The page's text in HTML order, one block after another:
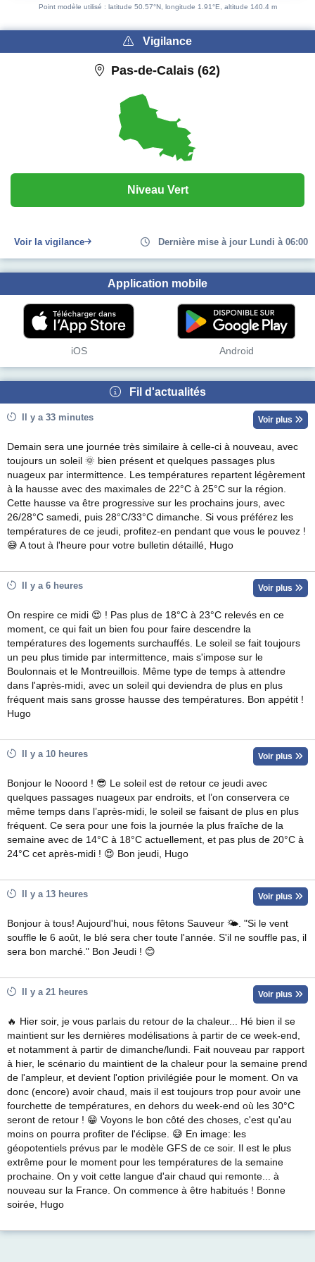
Point modèle utilisé : latitude 50.57°N, longitude 1.91°E, altitude 140.4 m
Vigilance
Pas-de-Calais (62)
Niveau Vert
Voir la vigilance Dernière mise à jour Lundi à 06:00
Application mobile
iOS Android
Fil d'actualités
Il y a 33 minutes Voir plus
Demain sera une journée très similaire à celle-ci à nouveau, avec
toujours un soleil 🌞 bien présent et quelques passages plus
nuageux par intermittence. Les températures repartent légèrement
à la hausse avec des maximales de 22°C à 25°C sur la région.
Cette hausse va être progressive sur les prochains jours, avec
26/28°C samedi, puis 28°C/33°C dimanche. Si vous préférez les
températures de ce jeudi, profitez-en pendant que vous le pouvez !
😅 A tout à l'heure pour votre bulletin détaillé, Hugo
Il y a 6 heures Voir plus
On respire ce midi 😍 ! Pas plus de 18°C à 23°C relevés en ce
moment, ce qui fait un bien fou pour faire descendre la
températures des logements surchauffés. Le soleil se fait toujours
un peu plus timide par intermittence, mais s'impose sur le
Boulonnais et le Montreuillois. Même type de temps à attendre
dans l'après-midi, avec un soleil qui deviendra de plus en plus
fréquent mais sans grosse hausse des températures. Bon appétit !
Hugo
Il y a 10 heures Voir plus
Bonjour le Nooord ! 😎 Le soleil est de retour ce jeudi avec
quelques passages nuageux par endroits, et l’on conservera ce
même temps dans l’après-midi, le soleil se faisant de plus en plus
fréquent. Ce sera pour une fois la journée la plus fraîche de la
semaine avec de 14°C à 18°C actuellement, et pas plus de 20°C à
24°C cet après-midi ! 😍 Bon jeudi, Hugo
Il y a 13 heures Voir plus
Bonjour à tous! Aujourd'hui, nous fêtons Sauveur 🌤. "Si le vent
souffle le 6 août, le blé sera cher toute l'année. S'il ne souffle pas, il
sera bon marché." Bon Jeudi ! 😊
Il y a 21 heures Voir plus
🔥 Hier soir, je vous parlais du retour de la chaleur... Hé bien il se
maintient sur les dernières modélisations à partir de ce week-end,
et notamment à partir de dimanche/lundi. Fait nouveau par rapport
à hier, le scénario du maintient de la chaleur pour la semaine prend
de l'ampleur, et devient l'option privilégiée pour le moment. On va
donc (encore) avoir chaud, mais il est toujours trop pour avoir une
fourchette de températures, en dehors du week-end où les 30°C
seront de retour ! 😁 Voyons le bon côté des choses, c'est qu'au
moins on pourra profiter de l'éclipse. 😅 En image: les
géopotentiels prévus par le modèle GFS de ce soir. Il est le plus
extrême pour le moment pour les températures de la semaine
prochaine. On y voit cette langue d'air chaud qui remonte... à
nouveau sur la France. On commence à être habitués ! Bonne
soirée, Hugo